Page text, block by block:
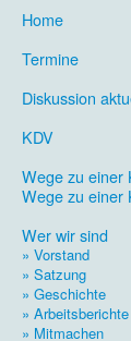
Home
Termine
Diskussion
KDV
Wege zu einer
Wege zu einer
Wer wir sind
» Vorstand
» Satzung
» Geschichte
» Arbeitsberichte
» Mitmachen